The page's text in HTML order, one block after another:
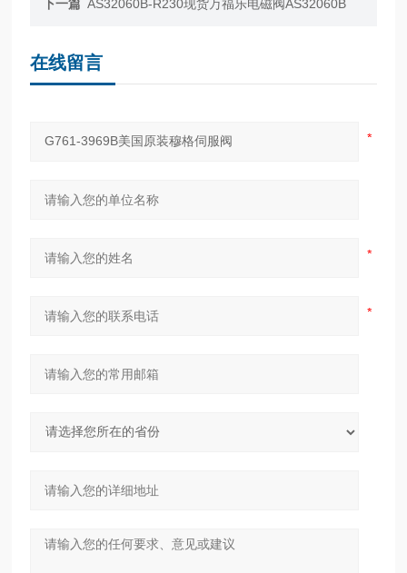
下一篇 AS32060B-R230现货万福乐电磁阀AS32060B
在线留言